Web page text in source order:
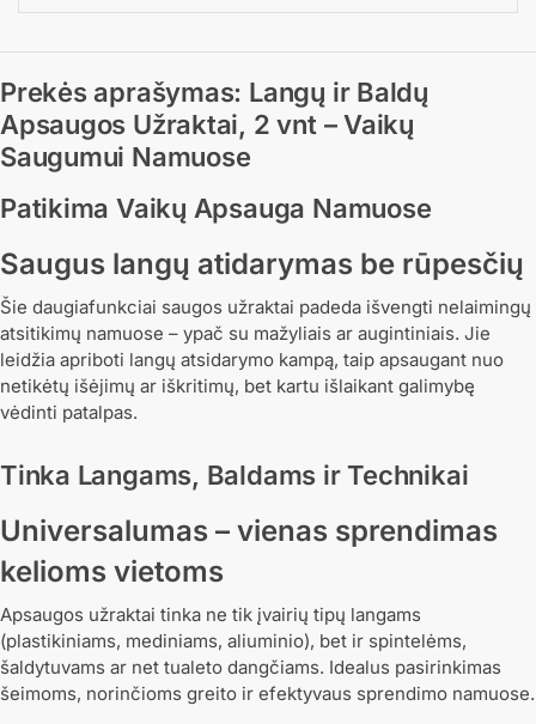
Prekės aprašymas: Langų ir Baldų
Apsaugos Užraktai, 2 vnt – Vaikų
Saugumui Namuose
Patikima Vaikų Apsauga Namuose
Saugus langų atidarymas be rūpesčių
Šie daugiafunkciai saugos užraktai padeda išvengti nelaimingų
atsitikimų namuose – ypač su mažyliais ar augintiniais. Jie
leidžia apriboti langų atsidarymo kampą, taip apsaugant nuo
netikėtų išėjimų ar iškritimų, bet kartu išlaikant galimybę
vėdinti patalpas.
Tinka Langams, Baldams ir Technikai
Universalumas – vienas sprendimas
kelioms vietoms
Apsaugos užraktai tinka ne tik įvairių tipų langams
(plastikiniams, mediniams, aliuminio), bet ir spintelėms,
šaldytuvams ar net tualeto dangčiams. Idealus pasirinkimas
šeimoms, norinčioms greito ir efektyvaus sprendimo namuose.